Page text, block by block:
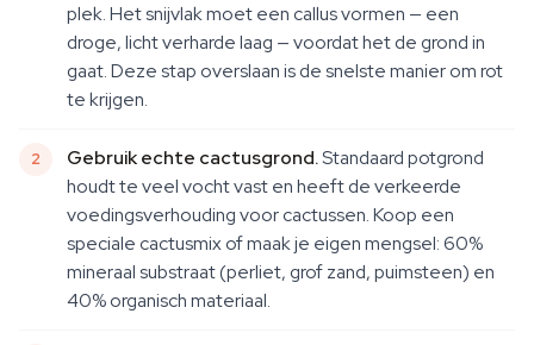
plek. Het snijvlak moet een callus vormen — een
droge, licht verharde laag — voordat het de grond in
gaat. Deze stap overslaan is de snelste manier om rot
te krijgen.
Gebruik echte cactusgrond.Standaard potgrond
houdt te veel vocht vast en heeft de verkeerde
voedingsverhouding voor cactussen. Koop een
speciale cactusmix of maak je eigen mengsel: 60%
mineraal substraat (perliet, grof zand, puimsteen) en
40% organisch materiaal.